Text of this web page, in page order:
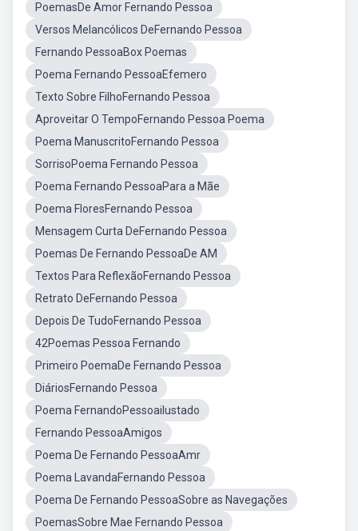
PoemasDe Amor Fernando Pessoa
Versos Melancólicos DeFernando Pessoa
Fernando PessoaBox Poemas
Poema Fernando PessoaEfemero
Texto Sobre FilhoFernando Pessoa
Aproveitar O TempoFernando Pessoa Poema
Poema ManuscritoFernando Pessoa
SorrisoPoema Fernando Pessoa
Poema Fernando PessoaPara a Mãe
Poema FloresFernando Pessoa
Mensagem Curta DeFernando Pessoa
Poemas De Fernando PessoaDe AM
Textos Para ReflexãoFernando Pessoa
Retrato DeFernando Pessoa
Depois De TudoFernando Pessoa
42Poemas Pessoa Fernando
Primeiro PoemaDe Fernando Pessoa
DiáriosFernando Pessoa
Poema FernandoPessoailustado
Fernando PessoaAmigos
Poema De Fernando PessoaAmr
Poema LavandaFernando Pessoa
Poema De Fernando PessoaSobre as Navegações
PoemasSobre Mae Fernando Pessoa